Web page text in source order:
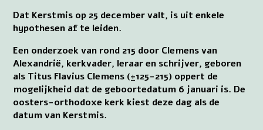
Dat Kerstmis op 25 december valt, is uit enkele
hypothesen af te leiden.
Een onderzoek van rond 215 door Clemens van
Alexandrië, kerkvader, leraar en schrijver, geboren
als Titus Flavius Clemens (±125-215) oppert de
mogelijkheid dat de geboortedatum 6 januari is. De
oosters-orthodoxe kerk kiest deze dag als de
datum van Kerstmis.